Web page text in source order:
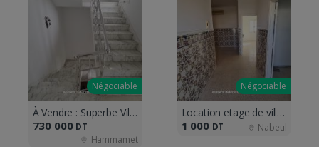
Négociable
À Vendre : Superbe Villa à Hammamet,
730 000 DT
Hammamet
Négociable
Location etage de villa à Nabeul
1 000 DT Nabeul